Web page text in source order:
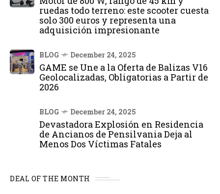
ruedas todo terreno: este scooter cuesta
solo 300 euros y representa una
adquisición impresionante
BLOG December 24, 2025
GAME se Une a la Oferta de Balizas V16
Geolocalizadas, Obligatorias a Partir de
2026
BLOG December 24, 2025
Devastadora Explosión en Residencia
de Ancianos de Pensilvania Deja al
Menos Dos Víctimas Fatales
DEAL OF THE MONTH